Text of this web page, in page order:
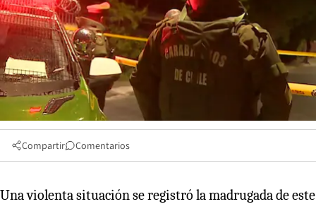
Compartir Comentarios
Una violenta situación se registró la madrugada de este